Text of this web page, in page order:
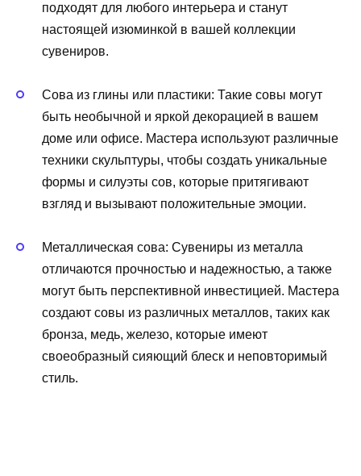
подходят для любого интерьера и станут
настоящей изюминкой в вашей коллекции
сувениров.
Сова из глины или пластики: Такие совы могут
быть необычной и яркой декорацией в вашем
доме или офисе. Мастера используют различные
техники скульптуры, чтобы создать уникальные
формы и силуэты сов, которые притягивают
взгляд и вызывают положительные эмоции.
Металлическая сова: Сувениры из металла
отличаются прочностью и надежностью, а также
могут быть перспективной инвестицией. Мастера
создают совы из различных металлов, таких как
бронза, медь, железо, которые имеют
своеобразный сияющий блеск и неповторимый
стиль.